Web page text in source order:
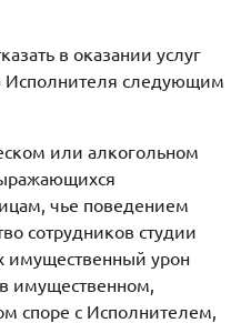
в оказании услуг
Исполнителя следующим
или алкогольном
чье поведением
сотрудников студии
имущественный урон
имущественном,
споре с Исполнителем,